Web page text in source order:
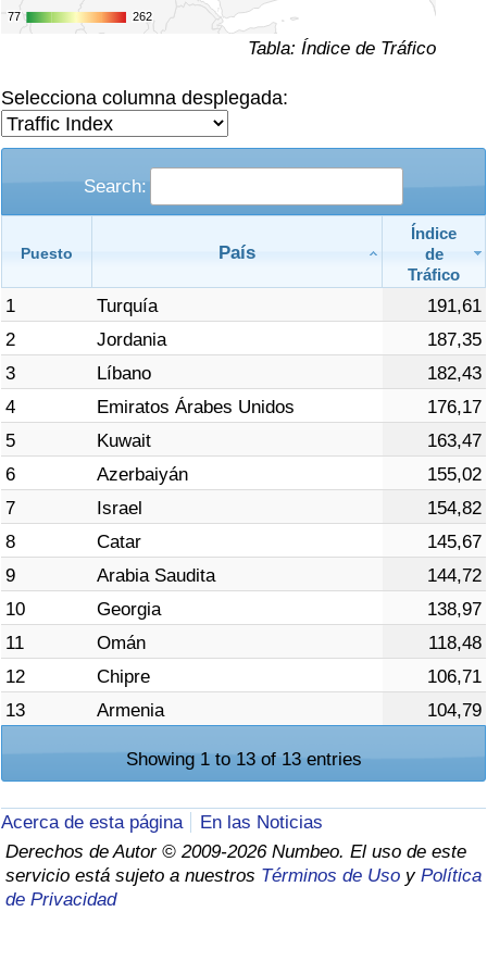
77
77 262
262
Tabla: Índice de Tráfico
Selecciona columna desplegada:
Search:
Puesto País
Índice
de
Tráfico
1 Turquía
191,61
2
Jordania
187,35
3
Líbano
182,43
4
Emiratos Árabes Unidos
176,17
5
Kuwait
163,47
6
Azerbaiyán
155,02
7
Israel
154,82
8
Catar
145,67
9
Arabia Saudita
144,72
10
Georgia
138,97
11
Omán
118,48
12
Chipre
106,71
13
Armenia 104,79
Showing 1 to 13 of 13 entries
Acerca de esta página
En las Noticias
Derechos de Autor © 2009-2026 Numbeo. El uso de este
servicio está sujeto a nuestros Términos de Uso y Política
de Privacidad
Índice de criminalidad por país
Índice de Sanidad (Actual)
Índice de Sanidad
Contaminación
Índice de Contaminación (Actual)
Índice de contaminación
Índice de Contaminación por País
Índice de Tráfico
Índice de Tráfico (Actual)
Índice de Tráfico por País